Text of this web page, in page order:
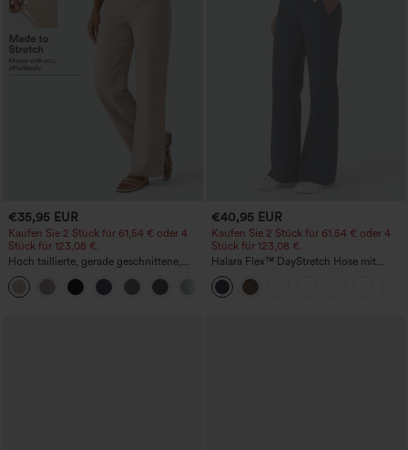
€35,95 EUR
Kaufen Sie 2 Stück für 61,54 € oder 4
Stück für 123,08 €.
Hoch taillierte, gerade geschnittene,
legere Leinen-Optik-Hose mit Taschen
€40,95 EUR
Kaufen Sie 2 Stück für 61,54 € oder 4
Stück für 123,08 €.
Halara Flex™ DayStretch Hose mit
mittlerer Bundhöhe, seitlicher
Reißverschlusstasche und
Work‑Flare‑Schnitt